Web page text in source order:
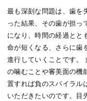
最も深刻な問題は、歯を
った結果、その歯が担っ
になり、時間の経過とと
命が短くなる、さらに歯
進行していくことです。
の噛むことや審美面の機
置すれば負のスパイラル
いただきたいのです。目